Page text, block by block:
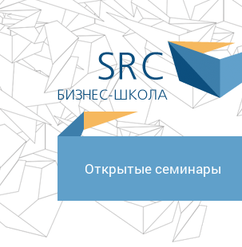
<
Открытые семинары